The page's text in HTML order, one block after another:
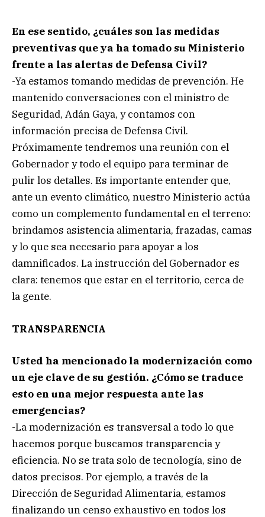
En ese sentido, ¿cuáles son las medidas
preventivas que ya ha tomado su Ministerio
frente a las alertas de Defensa Civil?
-Ya estamos tomando medidas de prevención. He
mantenido conversaciones con el ministro de
Seguridad, Adán Gaya, y contamos con
información precisa de Defensa Civil.
Próximamente tendremos una reunión con el
Gobernador y todo el equipo para terminar de
pulir los detalles. Es importante entender que,
ante un evento climático, nuestro Ministerio actúa
como un complemento fundamental en el terreno:
brindamos asistencia alimentaria, frazadas, camas
y lo que sea necesario para apoyar a los
damnificados. La instrucción del Gobernador es
clara: tenemos que estar en el territorio, cerca de
la gente.
TRANSPARENCIA
Usted ha mencionado la modernización como
un eje clave de su gestión. ¿Cómo se traduce
esto en una mejor respuesta ante las
emergencias?
-La modernización es transversal a todo lo que
hacemos porque buscamos transparencia y
eficiencia. No se trata solo de tecnología, sino de
datos precisos. Por ejemplo, a través de la
Dirección de Seguridad Alimentaria, estamos
finalizando un censo exhaustivo en todos los